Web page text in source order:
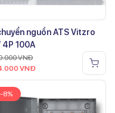
nguồn ATS Vitzro
4P 100A
VNĐ
VNĐ
-8%